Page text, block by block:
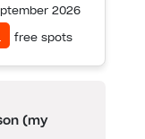
2026
free spots
(my